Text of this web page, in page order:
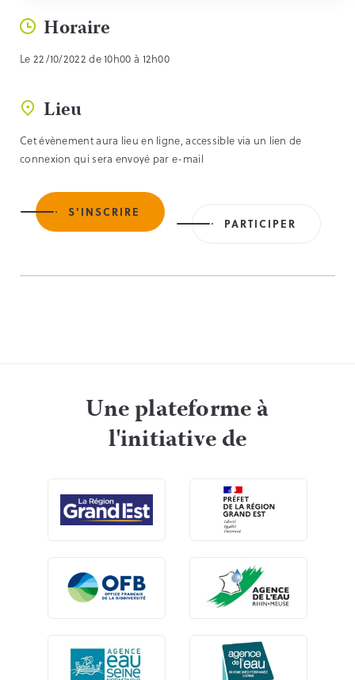
Horaire
Le 22/10/2022 de 10h00 à 12h00
Lieu
Cet évènement aura lieu en ligne, accessible via un lien de
connexion qui sera envoyé par e-mail
S'INSCRIRE
PARTICIPER
Une plateforme à
l'initiative de